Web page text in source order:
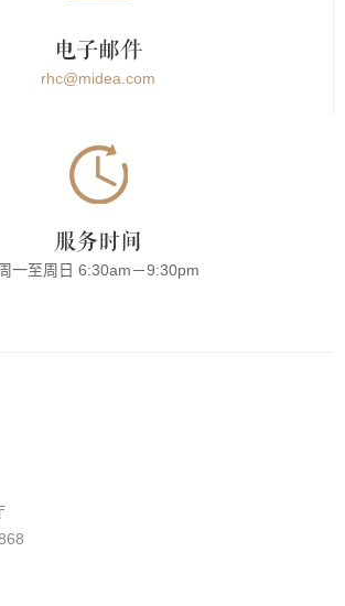
电子邮件
rhc@midea.com
服务时间
一至周日 6:30am－9:30pm